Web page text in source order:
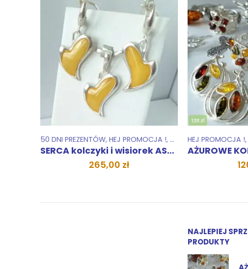
50 DNI PREZENTÓW, HEJ PROMOCJA !, KOLCZYKI,KOLEKCJE,
SERCA kolczyki i wisiorek ASYMETRIA
265,00 zł
HEJ PROMOCJA !,
NAJLEPIEJ
PRODUKTY